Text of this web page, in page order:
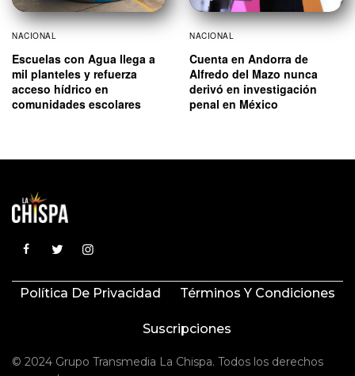
NACIONAL
Escuelas con Agua llega a
mil planteles y refuerza
acceso hídrico en
comunidades escolares
NACIONAL
Cuenta en Andorra de
Alfredo del Mazo nunca
derivó en investigación
penal en México
Política De Privacidad Términos Y Condiciones
Suscripciones
© 2024 Grupo Transmedia La Chispa. Todos los derechos